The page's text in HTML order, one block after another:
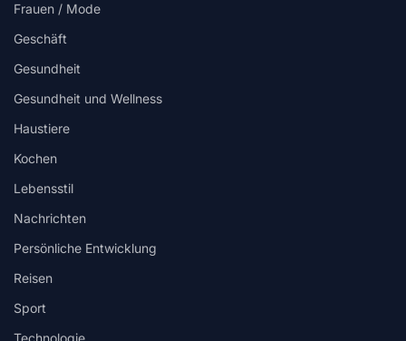
Frauen / Mode
Geschäft
Gesundheit
Gesundheit und Wellness
Haustiere
Kochen
Lebensstil
Nachrichten
Persönliche Entwicklung
Reisen
Sport